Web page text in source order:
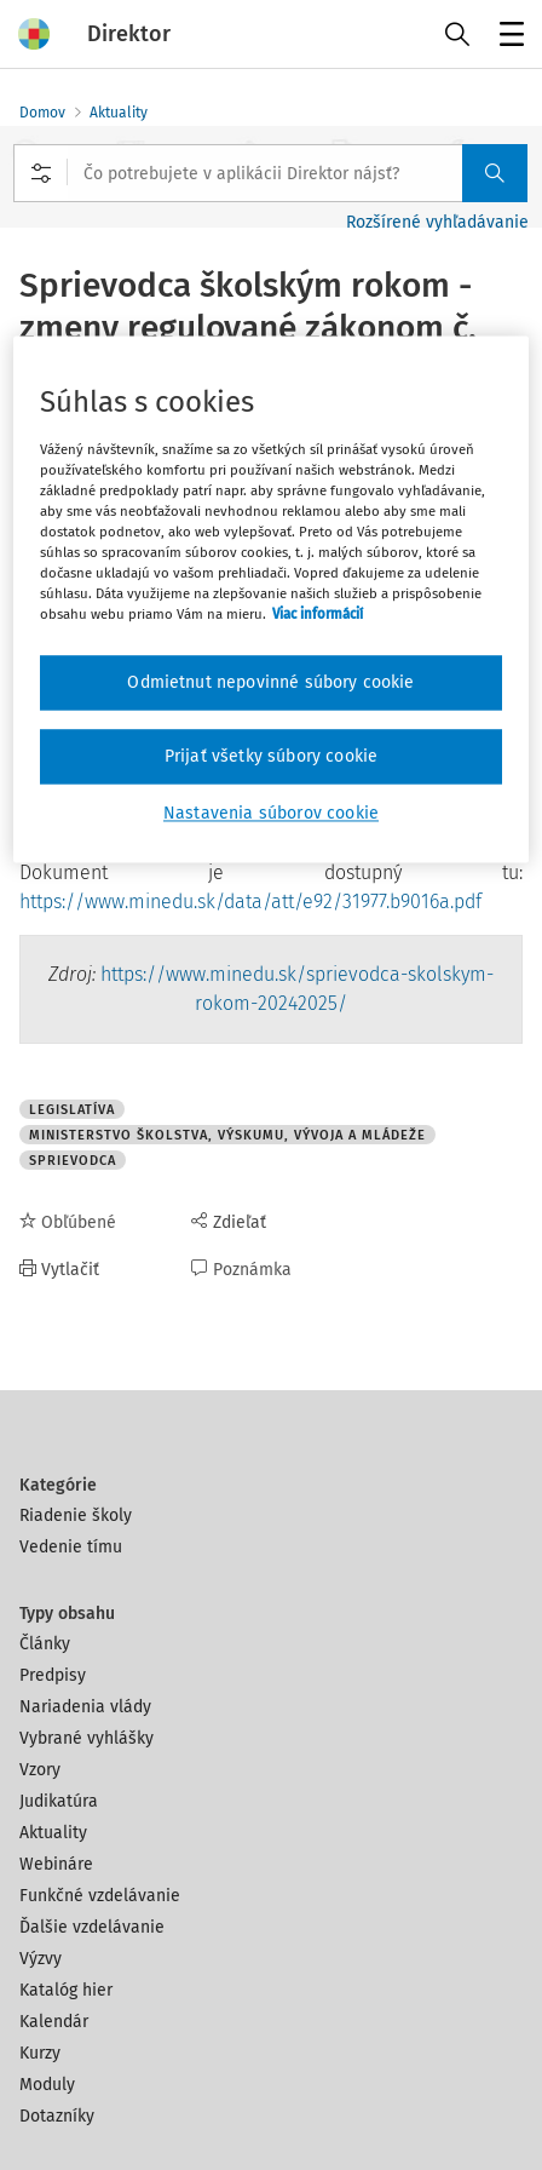
Direktor
Domov Aktuality
Rozšírené vyhľadávanie
Sprievodca školským rokom -
zmeny regulované zákonom č.
Vydané:20. 12. 2024
Sprievodca školským rokom 2024/2025 poskytuje
kľúčové organizačné pokyny pre školy, ktoré vstúpili
do platnosti 1. septembra 2024.
Ministerstvo školstva zverejniloKonsolidované znenie
legislatívnymi zmenami vrátane novely školského zákona
č. 290/2024 Z. z., ktorá stanovuje
nové termíny podania
prihlášok na stredné školy.Tento materiál je doplnený
hypertextovými odkazmi a poskytuje ďalšie podrobnosti o
priebehu prijímacích skúšok a termínoch zverejnenia
výsledkov. Ministerstvo školstva zároveň vydáva Dodatok,
Dokument je dostupný tu:
https://www.minedu.sk/data/att/e92/31977.b9016a.pdf
Zdroj: https://www.minedu.sk/sprievodca-skolskym-
rokom-20242025/
LEGISLATÍVA
MINISTERSTVO ŠKOLSTVA, VÝSKUMU, VÝVOJA A MLÁDEŽE
SPRIEVODCA
Obľúbené
Vytlačiť
Zdieľať
Poznámka
Kategórie
Riadenie školy
Vedenie tímu
Typy obsahu
Články
Predpisy
Nariadenia vlády
Vybrané vyhlášky
Vzory
Judikatúra
Aktuality
Webináre
Funkčné vzdelávanie
Ďalšie vzdelávanie
Výzvy
Katalóg hier
Kalendár
Kurzy
Moduly
Dotazníky
Súhlas s cookies
Vážený návštevník, snažíme sa zo všetkých síl prinášať vysokú úroveň
používateľského komfortu pri používaní našich webstránok. Medzi
základné predpoklady patrí napr. aby správne fungovalo vyhľadávanie,
aby sme vás neobťažovali nevhodnou reklamou alebo aby sme mali
dostatok podnetov, ako web vylepšovať. Preto od Vás potrebujeme
súhlas so spracovaním súborov cookies, t. j. malých súborov, ktoré sa
dočasne ukladajú vo vašom prehliadači. Vopred ďakujeme za udelenie
súhlasu. Dáta využijeme na zlepšovanie našich služieb a prispôsobenie
obsahu webu priamo Vám na mieru. Viac informácií
Nastavenia súborov cookie
Odmietnut nepovinné súbory cookie
Prijať všetky súbory cookie